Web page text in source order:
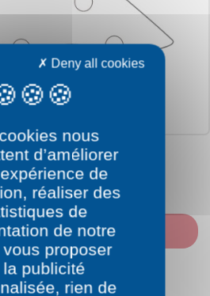
PRINT
nous
d’améliorer
de
réaliser des
de
de notre
proposer
la publicité
rien de
Deny all cookies